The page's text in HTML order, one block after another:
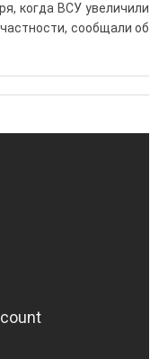
когда ВСУ увеличили
сообщали об